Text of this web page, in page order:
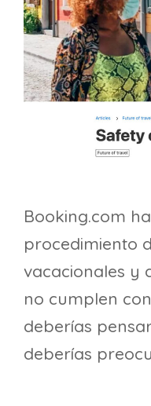
Booking.com
procedimiento
vacacionales y
no cumplen
deberías
deberías